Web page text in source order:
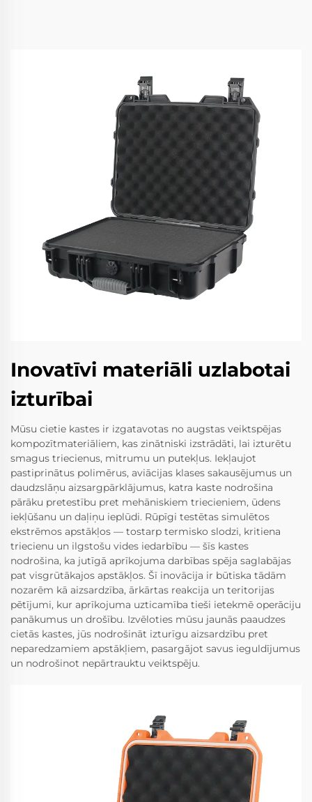
Inovatīvi materiāli uzlabotai
izturībai
Mūsu cietie kastes ir izgatavotas no augstas veiktspējas
kompozītmateriāliem, kas zinātniski izstrādāti, lai izturētu
smagus triecienus, mitrumu un putekļus. Iekļaujot
pastiprinātus polimērus, aviācijas klases sakausējumus un
daudzslāņu aizsargpārklājumus, katra kaste nodrošina
pārāku pretestību pret mehāniskiem triecieniem, ūdens
iekļūšanu un daļiņu ieplūdi. Rūpīgi testētas simulētos
ekstrēmos apstākļos — tostarp termisko slodzi, kritiena
triecienu un ilgstošu vides iedarbību — šīs kastes
nodrošina, ka jutīgā aprīkojuma darbības spēja saglabājas
pat visgrūtākajos apstākļos. Šī inovācija ir būtiska tādām
nozarēm kā aizsardzība, ārkārtas reakcija un teritorijas
pētījumi, kur aprīkojuma uzticamība tieši ietekmē operāciju
panākumus un drošību. Izvēloties mūsu jaunās paaudzes
cietās kastes, jūs nodrošināt izturīgu aizsardzību pret
neparedzamiem apstākļiem, pasargājot savus ieguldījumus
un nodrošinot nepārtrauktu veiktspēju.